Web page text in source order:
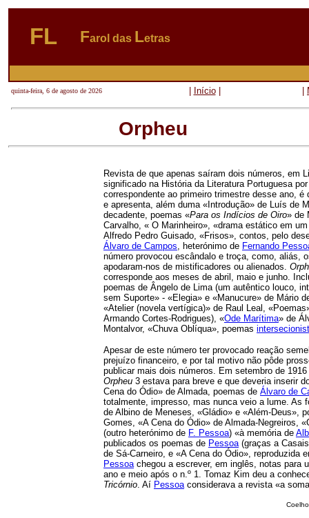
FL Farol das Letras
quinta-feira, 6 de agosto de 2026 Início|
Orpheu
Revista de que apenas saíram dois números, em
significado na Históriada Literatura Portuguesa
correspondente ao primeiro trimestre desse ano,
e apresenta, além duma «Introdução» de Luís de
decadente, poemas «Para os Indícios de Oiro» de
Carvalho, « O Marinheiro», «drama estático em
Alfredo Pedro Guisado, «Frisos», contos, pelo
Álvaro de Campos, heterónimo de Fernando
número provocou escândalo e troça, como, aliás,
apodaram-nos de mistificadores ou alienados.
corresponde aos meses de abril, maio e junho.
poemas de Ângelo de Lima (um autêntico louco,
sem Suporte» - «Elegia» e «Manucure» de Mário
«Atelier (novela vertígica)» de Raul Leal,
Armando Cortes-Rodrigues), «Ode Marítima» de
Montalvor, «Chuva Oblíqua», poemas
Apesar de este número ter provocado reação
prejuízo financeiro, e por tal motivo não pôde
publicar mais dois números. Em setembro de
Orpheu 3 estava para breve e que deveria inserir
Cena do Ódio» de Almada, poemas de Álvaro de
totalmente, impresso, mas nunca veio a lume. As
de Albino de Meneses, «Gládio» e «Além-Deus»,
Gomes, «A Cena do Ódio» de Almada-Negreiros,
(outro heterónimo de F. Pessoa) «à memória de
publicados os poemas de Pessoa(graças a
de Sá-Carneiro, e «A Cena do Ódio», reproduzida
Pessoachegou a escrever, em inglês, notas para
ano e meio após o n.º 1. Tomaz Kim deu a
Tricórnio. Aí Pessoaconsiderava a revista «a